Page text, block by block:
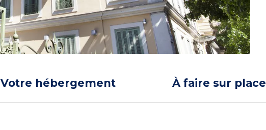
Votre hébergement À faire sur place